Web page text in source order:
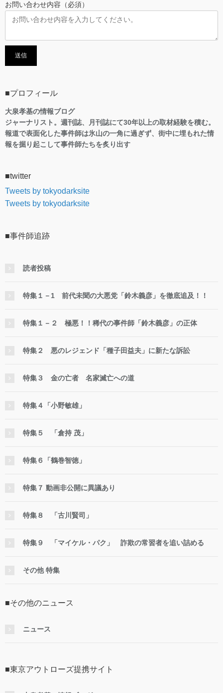
お問い合わせ内容（必須）
■プロフィール
大泉孝基の情報ブログ
ジャーナリスト。週刊誌、月刊誌にて30年以上の取材経験を積む。
報道で表面化した事件師は氷山の一角に過ぎず、街中に埋もれた情
報を掘り起こして事件師たちを炙り出す
■twitter
Tweets by tokyodarksite
Tweets by tokyodarksite
■事件師追跡
読者投稿
特集１－1 前代未聞の大悪党「鈴木義彦」を徹底追及！！
特集１－２ 極悪！！稀代の事件師「鈴木義彦」の正体
特集２ 悪のレジェンド「種子田益夫」に新たな訴訟
特集３ 金の亡者 名家滅亡への道
特集４「小野敏雄」
特集５ 「倉持 茂」
特集６「鶴巻智徳」
特集７ 動画非公開に異議あり
特集８ 「古川賢司」
特集９ 「マイケル・パク」 詐欺の常習者を追い詰める
その他 特集
■その他のニュース
ニュース
■東京アウトローズ提携サイト